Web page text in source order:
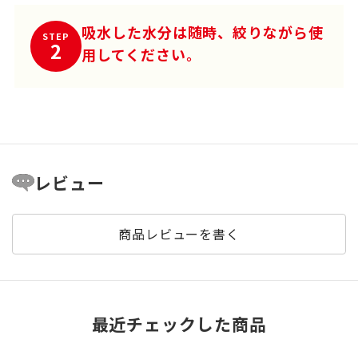
STEP
2
吸水した水分は随時、絞りながら使
用してください。
レビュー
商品レビューを書く
最近チェックした商品